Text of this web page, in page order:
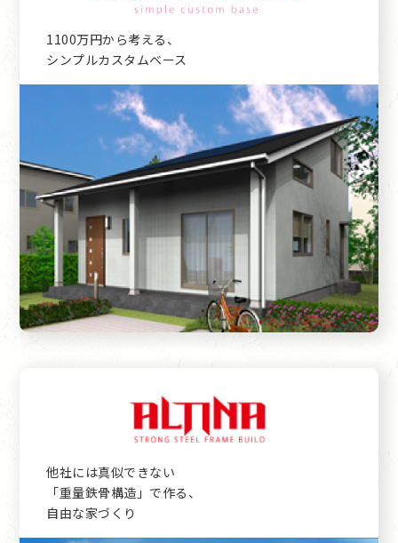
1100万円から考える、
シンプルカスタムベース
他社には真似できない
「重量鉄骨構造」で作る、
自由な家づくり